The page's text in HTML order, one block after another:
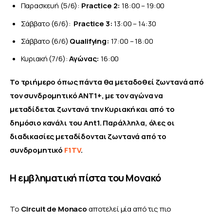
Παρασκευή (5/6): Practice 2: 18:00 – 19:00
Σάββατο (6/6): Practice 3:13:00 – 14:30
Σάββατο (6/6) Qualifying: 17:00 – 18:00
Κυριακή (7/6):Αγώνας: 16:00
Το τριήμερο όπως πάντα θα μεταδοθεί ζωντανά από
τον συνδρομητικό ANT1+, με τον αγώνα να
μεταδίδεται ζωντανά την Κυριακή και από το
δημόσιο κανάλι του Ant1. Παράλληλα, όλες οι
διαδικασίες μεταδίδονται ζωντανά από το
συνδρομητικό F1TV.
Η εμβληματική πίστα του Μονακό
Το Circuit de Monaco αποτελεί μία από τις πιο